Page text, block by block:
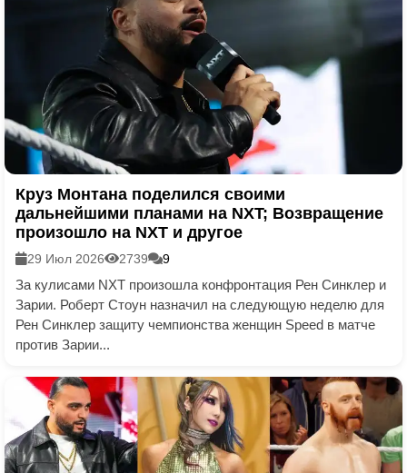
Круз Монтана поделился своими
дальнейшими планами на NXT; Возвращение
произошло на NXT и другое
29 Июл 2026 2739 9
За кулисами NXT произошла конфронтация Рен Синклер и
Зарии. Роберт Стоун назначил на следующую неделю для
Рен Синклер защиту чемпионства женщин Speed в матче
против Зарии...